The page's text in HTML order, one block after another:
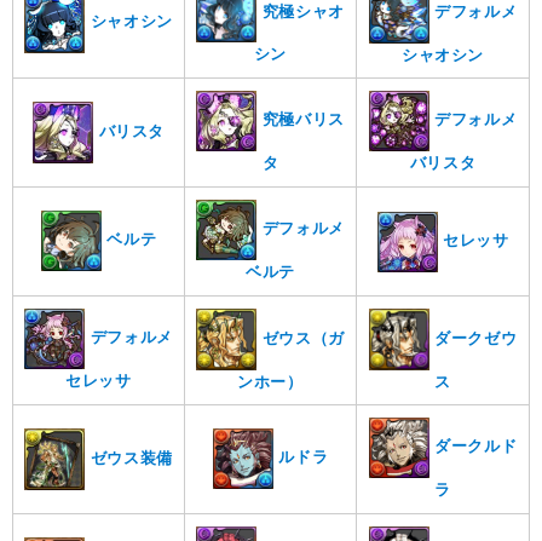
シャオシン
究極シャオ
シン
デフォルメ
シャオシン
バリスタ
究極バリス
タ
デフォルメ
バリスタ
ベルテ
デフォルメ
ベルテ
セレッサ
デフォルメ
セレッサ
ゼウス（ガ
ンホー）
ダークゼウ
ス
ゼウス装備 ルドラ
ダークルド
ラ